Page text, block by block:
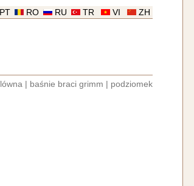
ZH
VI
TR
RU
RO
PT
baśnie braci grimm podziomek